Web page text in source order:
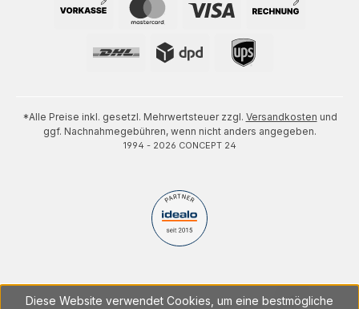
*Alle Preise inkl. gesetzl. Mehrwertsteuer zzgl. Versandkosten und
ggf. Nachnahmegebühren, wenn nicht anders angegeben.
1994 - 2026 CONCEPT 24
Diese Website verwendet Cookies, um eine bestmögliche